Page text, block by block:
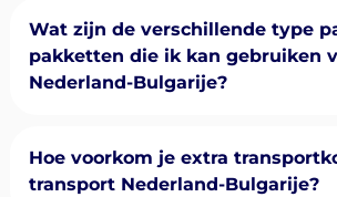
Wat zijn de verschillende type
pakketten die ik kan gebruiken
Nederland-Bulgarije?
Hoe voorkom je extra
transport Nederland-Bulgarije?